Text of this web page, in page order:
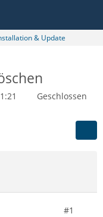
& Update
Geschlossen
#1